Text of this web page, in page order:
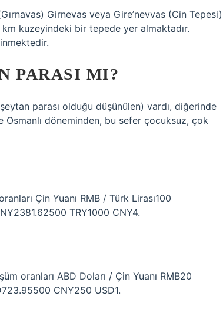
Girnevas veya Gire’nevvas (Cin Tepesi)
kuzeyindeki bir tepede yer almaktadır.
PARASI MI?
parası olduğu düşünülen) vardı, diğerinde
Osmanlı döneminden, bu sefer çocuksuz, çok
Çin Yuanı RMB / Türk Lirası100
TRY1000 CNY4.
oranları ABD Doları / Çin Yuanı RMB20
CNY250 USD1.